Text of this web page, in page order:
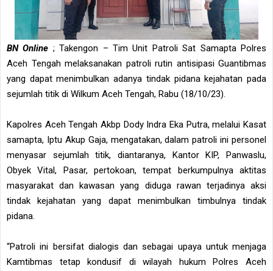
BN Online ; Takengon – Tim Unit Patroli Sat Samapta Polres
Aceh Tengah melaksanakan patroli rutin antisipasi Guantibmas
yang dapat menimbulkan adanya tindak pidana kejahatan pada
sejumlah titik di Wilkum Aceh Tengah, Rabu (18/10/23).
Kapolres Aceh Tengah Akbp Dody Indra Eka Putra, melalui Kasat
samapta, Iptu Akup Gaja, mengatakan, dalam patroli ini personel
menyasar sejumlah titik, diantaranya, Kantor KIP, Panwaslu,
Obyek Vital, Pasar, pertokoan, tempat berkumpulnya aktitas
masyarakat dan kawasan yang diduga rawan terjadinya aksi
tindak kejahatan yang dapat menimbulkan timbulnya tindak
pidana.
“Patroli ini bersifat dialogis dan sebagai upaya untuk menjaga
Kamtibmas tetap kondusif di wilayah hukum Polres Aceh